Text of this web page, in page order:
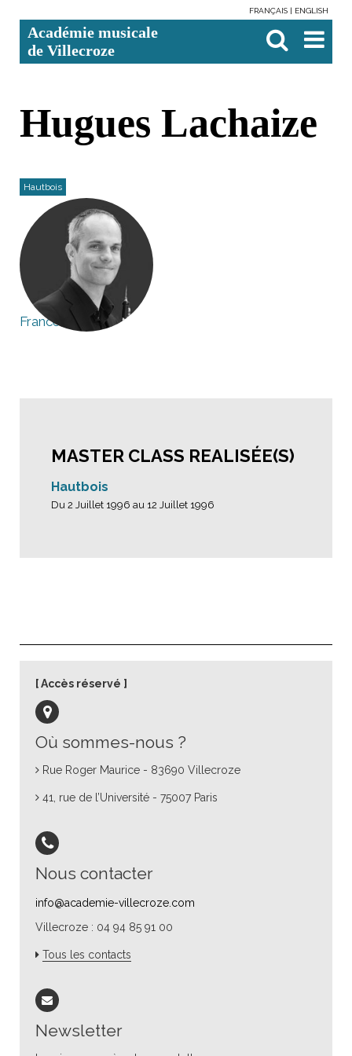
contenu.
Aller
à
personnels
FRANÇAIS ENGLISH
Académie musicale
de Villecroze

avancée…
Hugues Lachaize
Hautbois
France
MASTER CLASS REALISÉE(S)
Hautbois
Du 2 Juillet 1996 au 12 Juillet 1996
Où sommes-nous ?
Rue Roger Maurice - 83690 Villecroze
41, rue de l’Université - 75007 Paris
Nous contacter
info@academie-villecroze.com
Villecroze : 04 94 85 91 00
Tous les contacts
Newsletter
Accès réservé